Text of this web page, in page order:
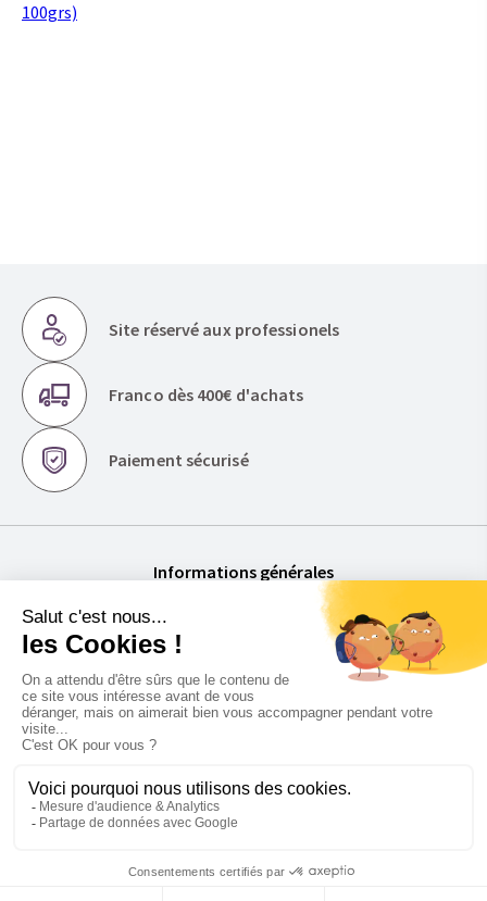
100grs)
Site réservé aux professionels
Franco dès 400€ d'achats
Paiement sécurisé
Informations générales
Conditions Générales de Vente
Mentions légales
Politique de confidentialité
Foire aux Questions
La société